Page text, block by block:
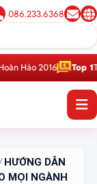
086.233.6368
Top 1Thương Hiệu
HƯỚNG DẪN
MỌI NGÀNH